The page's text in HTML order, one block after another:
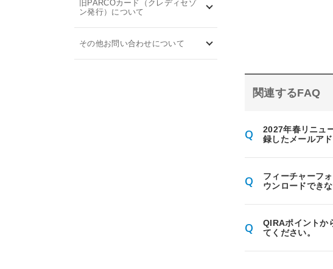
旧PARCOカード（クレディセゾ
ン発行）について
その他お問い合わせについて
関連するFAQ
2027年春リニュ
録したメールア
フィーチャーフ
ウンロードでき
QIRAポイントか
てください。